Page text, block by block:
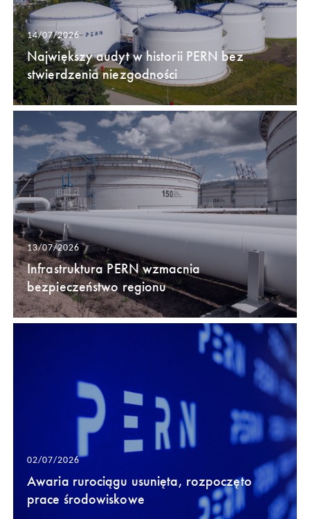
14/07/2026
Największy audyt w historii PERN bez
stwierdzenia niezgodności
13/07/2026
Infrastruktura PERN wzmacnia
bezpieczeństwo regionu
02/07/2026
Awaria rurociągu usunięta, rozpoczęto
prace środowiskowe